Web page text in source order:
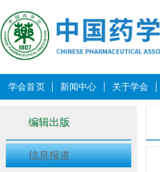
学会首页 新闻中心 关于学会
编辑出版
信息报道